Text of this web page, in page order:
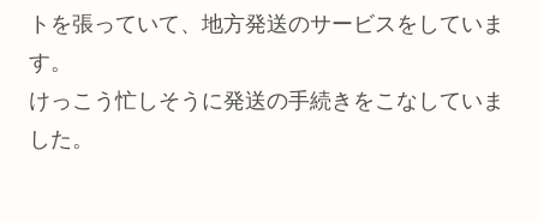
トを張っていて、地方発送のサービスをしていま
す。
けっこう忙しそうに発送の手続きをこなしていま
した。